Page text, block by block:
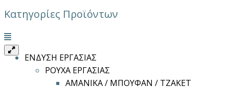
Κατηγορίες Προϊόντων
Μενού
ΕΝΔΥΣΗ ΕΡΓΑΣΙΑΣ
ΡΟΥΧΑ ΕΡΓΑΣΙΑΣ
ΑΜΑΝΙΚΑ / ΜΠΟΥΦΑΝ / ΤΖΑΚΕΤ